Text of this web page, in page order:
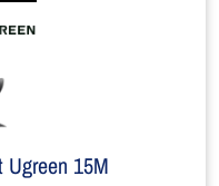
Ugreen 15M